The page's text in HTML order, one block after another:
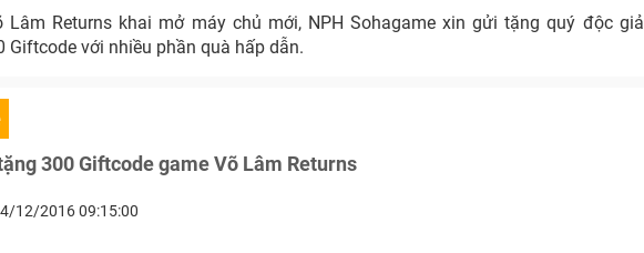
Lâm Returns khai mở máy chủ mới, NPH Sohagame xin gửi tặng quý độc giả
Giftcode với nhiều phần quà hấp dẫn.
300 Giftcode game Võ Lâm Returns
12/2016 09:15:00